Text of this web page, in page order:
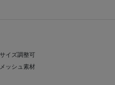
イズ調整可
ッシュ素材